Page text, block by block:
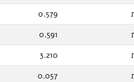
0.579
0.591
3.210
0.057